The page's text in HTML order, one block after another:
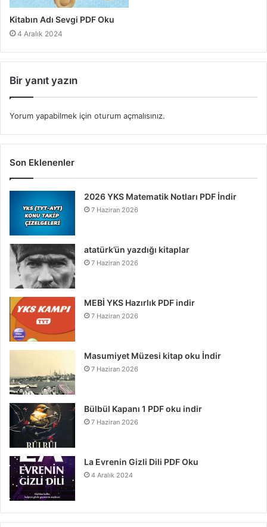
Kitabın Adı Sevgi PDF Oku
4 Aralık 2024
Bir yanıt yazın
Yorum yapabilmek için oturum açmalısınız.
Son Eklenenler
2026 YKS Matematik Notları PDF İndir
7 Haziran 2026
atatürk’ün yazdığı kitaplar
7 Haziran 2026
MEBİ YKS Hazırlık PDF indir
7 Haziran 2026
Masumiyet Müzesi kitap oku İndir
7 Haziran 2026
Bülbül Kapanı 1 PDF oku indir
7 Haziran 2026
La Evrenin Gizli Dili PDF Oku
4 Aralık 2024